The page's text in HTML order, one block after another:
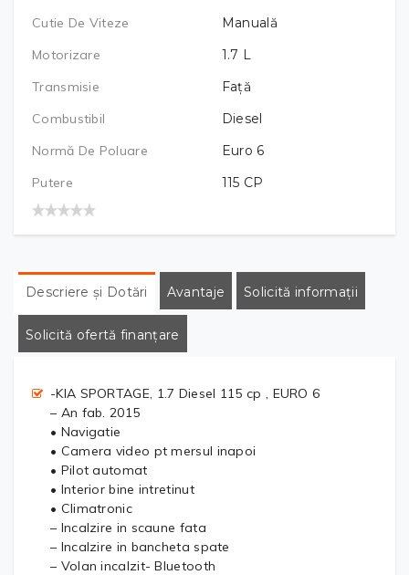
Cutie De Viteze
Manuală
Motorizare
1.7 L
Transmisie
Față
Combustibil
Diesel
Normă De Poluare
Euro 6
Putere
115 CP
Descriere și Dotări Avantaje Solicită informații
Solicită ofertă finanțare
-KIA SPORTAGE, 1.7 Diesel 115 cp , EURO 6
– An fab. 2015
• Navigatie
• Camera video pt mersul inapoi
• Pilot automat
• Interior bine intretinut
• Climatronic
– Incalzire in scaune fata
– Incalzire in bancheta spate
– Volan incalzit- Bluetooth